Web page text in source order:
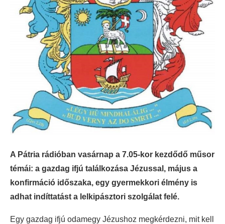
A Pátria rádióban vasárnap a 7.05-kor kezdődő műsor
témái: a gazdag ifjú találkozása Jézussal, május a
konfirmáció időszaka, egy gyermekkori élmény is
adhat indíttatást a lelkipásztori szolgálat felé.
Egy gazdag ifjú odamegy Jézushoz megkérdezni, mit kell